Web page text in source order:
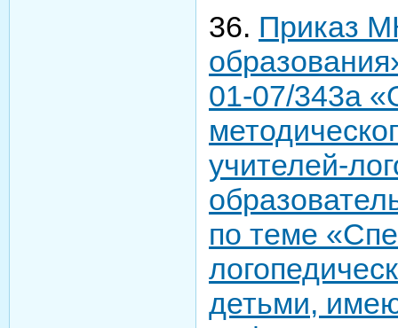
36. Приказ
01-07/343а
учителей-
по теме
детьми,